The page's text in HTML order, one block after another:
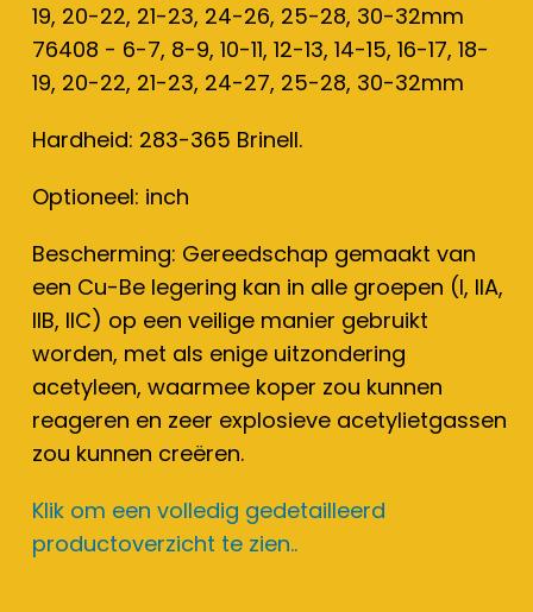
19, 20-22, 21-23, 24-26, 25-28, 30-32mm
76408 - 6-7, 8-9, 10-11, 12-13, 14-15, 16-17, 18-
19, 20-22, 21-23, 24-27, 25-28, 30-32mm
Hardheid: 283-365 Brinell.
Optioneel: inch
Bescherming: Gereedschap gemaakt van
een Cu-Be legering kan in alle groepen (I, IIA,
IIB, IIC) op een veilige manier gebruikt
worden, met als enige uitzondering
acetyleen, waarmee koper zou kunnen
reageren en zeer explosieve acetylietgassen
zou kunnen creëren.
Klik om een volledig gedetailleerd
productoverzicht te zien..